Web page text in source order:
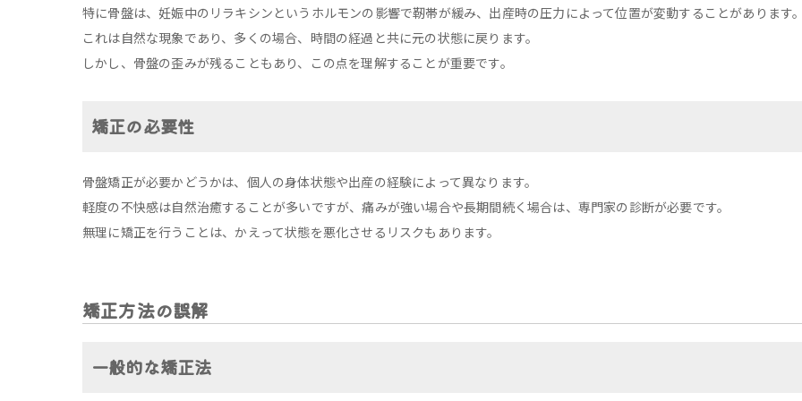
特に骨盤は、妊娠中のリラキシンというホルモンの影響で靭帯が緩み、出産時の圧力によって位置が変動することがあります
これは自然な現象であり、多くの場合、時間の経過と共に元の状態に戻ります。
しかし、骨盤の歪みが残ることもあり、この点を理解することが重要です。
矯正の必要性
骨盤矯正が必要かどうかは、個人の身体状態や出産の経験によって異なります。
軽度の不快感は自然治癒することが多いですが、痛みが強い場合や長期間続く場合は、専門家の診断が必要です。
無理に矯正を行うことは、かえって状態を悪化させるリスクもあります。
矯正方法の誤解
一般的な矯正法